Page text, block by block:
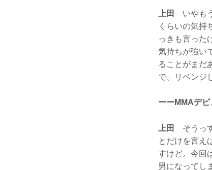
上田
いやも
くらいの気持
っきも言った
気持ちが強い
ることがまだ
で、リベンジ
ーーMMAデビ
上田
そうっ
とだけを言え
すけど。今回
男になってし